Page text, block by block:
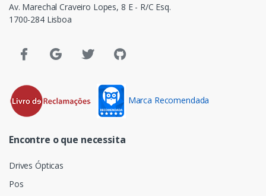
Av. Marechal Craveiro Lopes, 8 E - R/C Esq.
1700-284 Lisboa
Marca Recomendada
Encontre o que necessita
Drives Ópticas
Pos